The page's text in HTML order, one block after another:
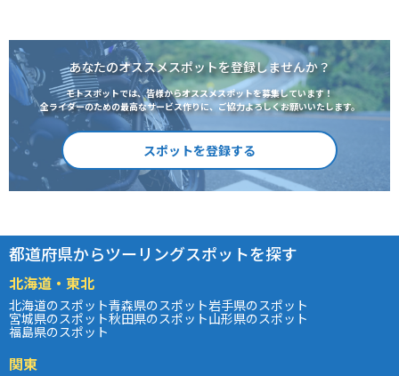
あなたのオススメスポットを登録しませんか？
モトスポットでは、皆様からオススメスポットを募集しています！
全ライダーのための最高なサービス作りに、ご協力よろしくお願いいたします。
スポットを登録する
都道府県からツーリングスポットを探す
北海道・東北
北海道のスポット青森県のスポット岩手県のスポット
宮城県のスポット秋田県のスポット山形県のスポット
福島県のスポット
関東